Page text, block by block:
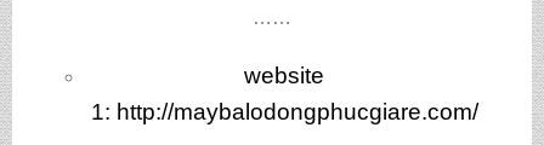
……
website
1: http://maybalodongphucgiare.com/